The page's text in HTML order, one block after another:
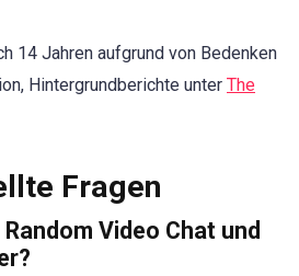
14 Jahren aufgrund von Bedenken
Hintergrundberichte unter The
Fragen
Video Chat und